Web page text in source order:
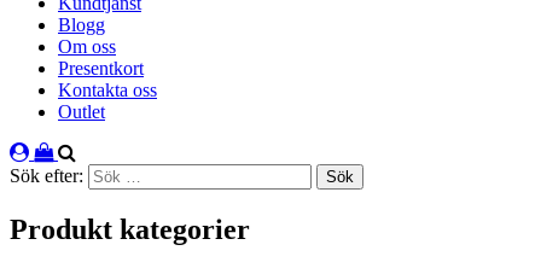
Blogg
Om oss
Presentkort
Kontakta oss
Outlet
Sök efter:
Produkt kategorier